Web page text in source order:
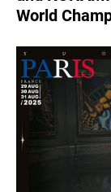
PQUBE
WILD RIVER GAMES
SUPERCELL
KONAMI
CHERRY
World